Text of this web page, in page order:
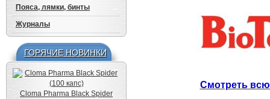
Пояса, лямки, бинты
Журналы
ГОРЯЧИЕ НОВИНКИ
Cloma Pharma Black Spider
Смотреть